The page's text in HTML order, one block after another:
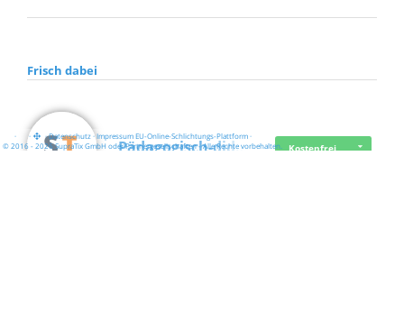
Frisch dabei
Pädagogisch-did… Kostenfrei
· · ·Datenschutz·Impressum EU-Online-Schlichtungs-Plattform·
© 2016 - 2026 SupraTix GmbH oder Partnergesellschaften - Alle Rechte vorbehalten.